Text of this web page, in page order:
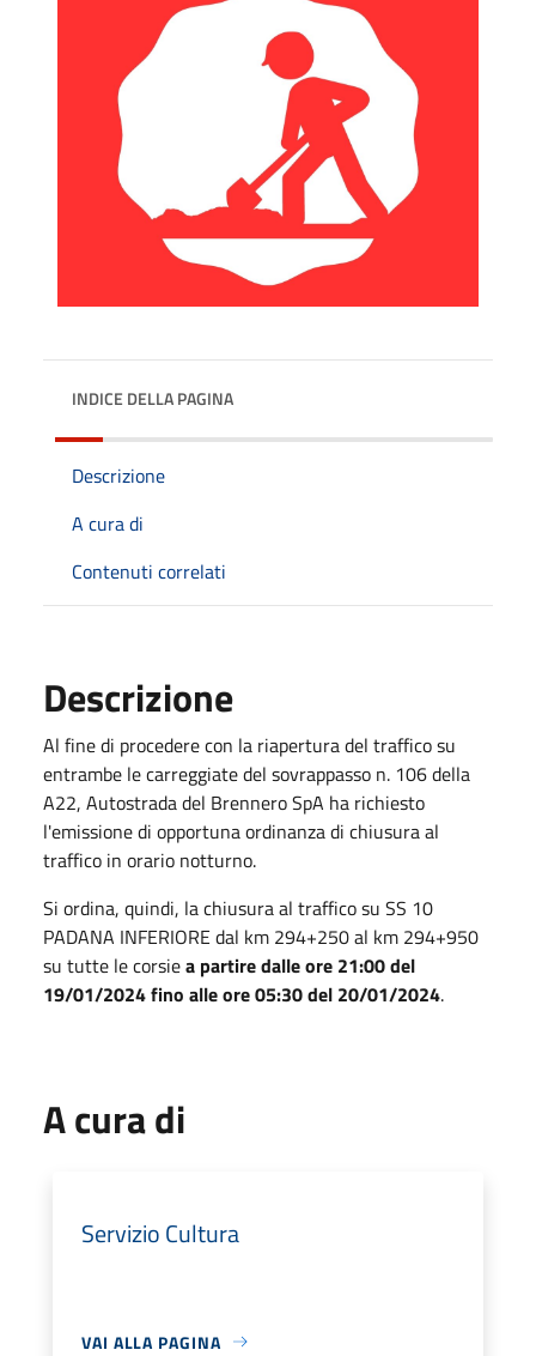
INDICE DELLA PAGINA
Descrizione
A cura di
Contenuti correlati
Descrizione
Al fine di procedere con la riapertura del traffico su
entrambe le carreggiate del sovrappasso n. 106 della
A22, Autostrada del Brennero SpA ha richiesto
l'emissione di opportuna ordinanza di chiusura al
traffico in orario notturno.
Si ordina, quindi, la chiusura al traffico su SS 10
PADANA INFERIORE dal km 294+250 al km 294+950
su tutte le corsiea partire dalle ore 21:00 del
19/01/2024 fino alle ore 05:30 del 20/01/2024.
A cura di
Servizio Cultura
VAI ALLA PAGINA